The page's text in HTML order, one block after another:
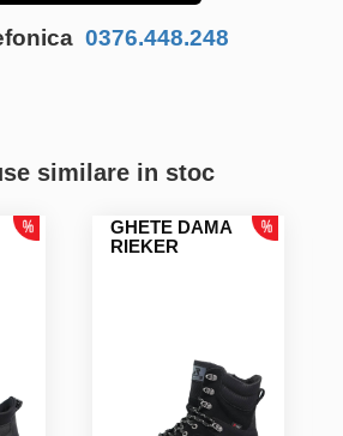
0376.448.248
similare in stoc
GHETE DAMA
RIEKER